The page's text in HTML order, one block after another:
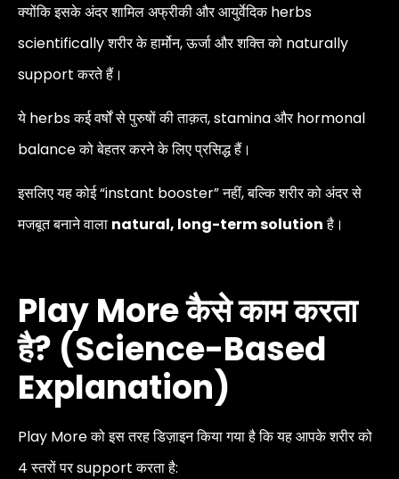
क्योंकि इसके अंदर शामिल अफ्रीकी और आयुर्वेदिक herbs
scientifically शरीर के हार्मोन, ऊर्जा और शक्ति को naturally
support करते हैं।
ये herbs कई वर्षों से पुरुषों की ताक़त, stamina और hormonal
balance को बेहतर करने के लिए प्रसिद्ध हैं।
इसलिए यह कोई “instant booster” नहीं, बल्कि शरीर को अंदर से
मजबूत बनाने वाला natural, long-term solutionहै।
Play More कैसे काम करता
है? (Science-Based
Explanation)
Play More को इस तरह डिज़ाइन किया गया है कि यह आपके शरीर को
4 स्तरों पर support करता है: